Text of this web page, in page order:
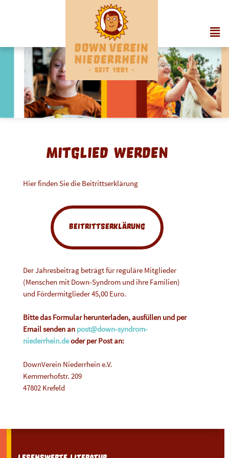
Mitglied werden
Hier finden Sie die Beitrittserklärung
Beitrittserklärung
Der Jahresbeitrag beträgt für reguläre Mitglieder
(Menschen mit Down-Syndrom und ihre Familien)
und Fördermitglieder 45,00 Euro.
Bitte das Formular herunterladen, ausfüllen und per
Email senden an post@down-syndrom-
niederrhein.deoder per Post an:
DownVerein Niederrhein e.V.
Kemmerhofstr. 209
47802 Krefeld